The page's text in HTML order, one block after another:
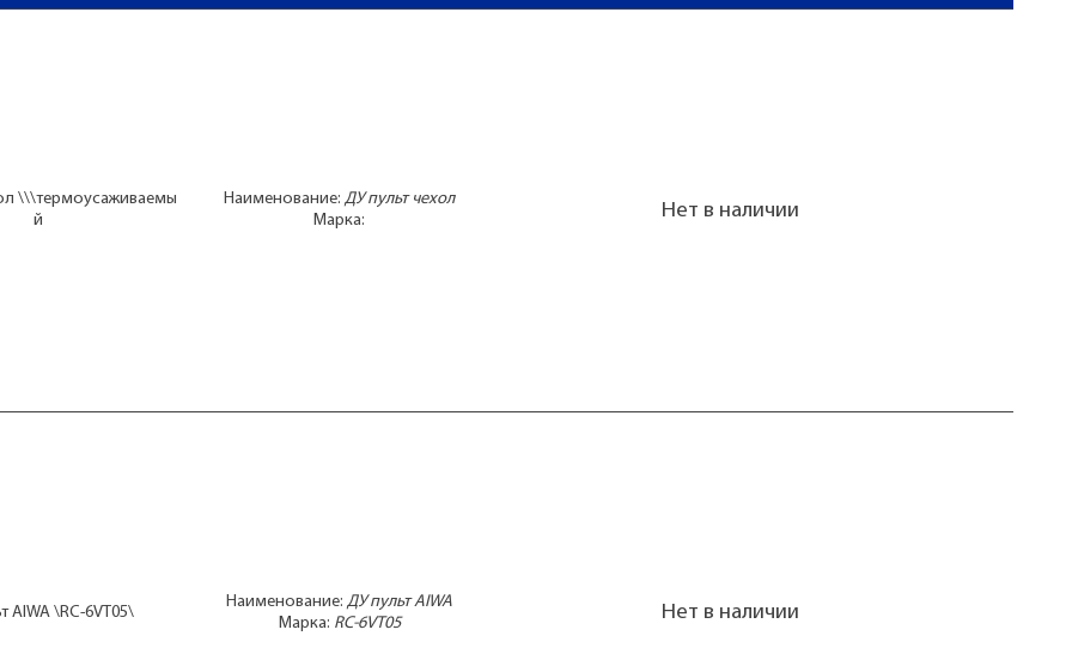
\\\термоусаживаемы
й
Наименование:ДУ пульт чехол
Марка:
Нет в наличии
AIWA \RC-6VT05\
Наименование:ДУ пульт AIWA
Марка: RC-6VT05 Нет в наличии